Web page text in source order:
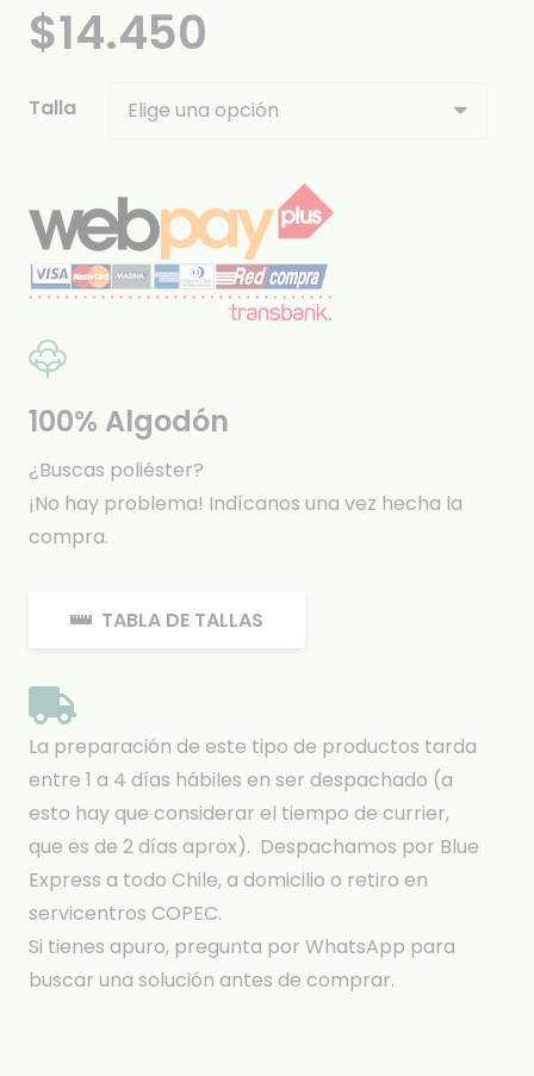
$14.450
Talla
100% Algodón
¿Buscas poliéster?
¡No hay problema! Indícanos una vez hecha la
compra.
TABLA DE TALLAS
La preparación de este tipo de productos tarda
entre 1 a 4 días hábiles en ser despachado (a
esto hay que considerar el tiempo de currier,
que es de 2 días aprox). Despachamos por Blue
Express a todo Chile, a domicilio o retiro en
servicentros COPEC.
Si tienes apuro, pregunta por WhatsApp para
buscar una solución antes de comprar.